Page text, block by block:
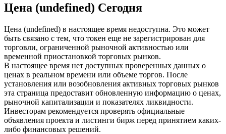
USDT-фьючерсы
Фьючерсы с использованием USDT в качестве
обеспечения
Цена (undefined) Сегодня
Цена (undefined) в настоящее время недоступна. Это может
быть связано с тем, что токен еще не зарегистрирован для
торговли, ограниченной рыночной активностью или
временной приостановкой торговых рынков.
В настоящее время нет доступных проверенных данных о
ценах в реальном времени или объеме торгов. После
установления или возобновления активных торговых рынков
эта страница предоставит обновленную информацию о ценах,
рыночной капитализации и показателях ликвидности.
Инвесторам рекомендуется проверять официальные
объявления проекта и листинги бирж перед принятием каких-
либо финансовых решений.